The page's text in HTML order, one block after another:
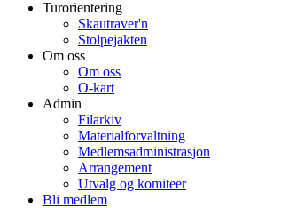
Turorientering
Skautraver'n
Stolpejakten
Om oss
Om oss
O-kart
Admin
Filarkiv
Materialforvaltning
Medlemsadministrasjon
Arrangement
Utvalg og komiteer
Bli medlem